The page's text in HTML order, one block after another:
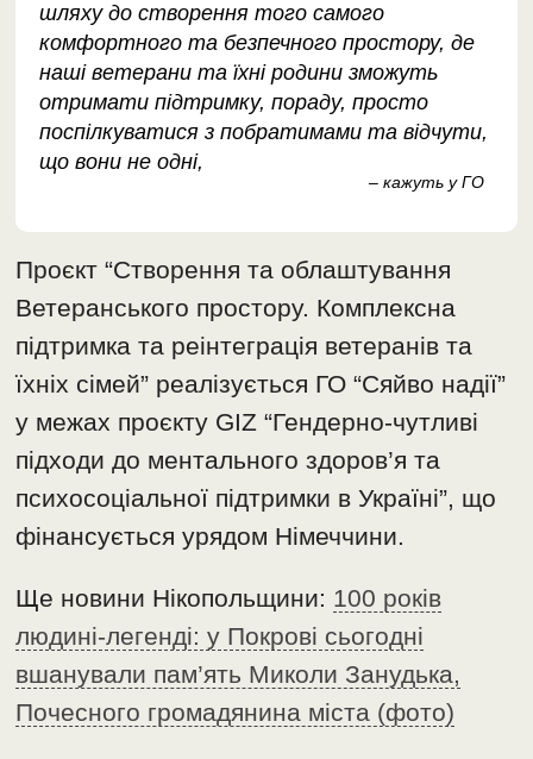
шляху до створення того самого
комфортного та безпечного простору, де
наші ветерани та їхні родини зможуть
отримати підтримку, пораду, просто
поспілкуватися з побратимами та відчути,
що вони не одні,
– кажуть у ГО
Проєкт “Створення та облаштування
Ветеранського простору. Комплексна
підтримка та реінтеграція ветеранів та
їхніх сімей” реалізується ГО “Сяйво надії”
у межах проєкту GIZ “Гендерно-чутливі
підходи до ментального здоров’я та
психосоціальної підтримки в Україні”, що
фінансується урядом Німеччини.
Ще новини Нікопольщини: 100 років
людині-легенді: у Покрові сьогодні
вшанували пам’ять Миколи Занудька,
Почесного громадянина міста (фото)